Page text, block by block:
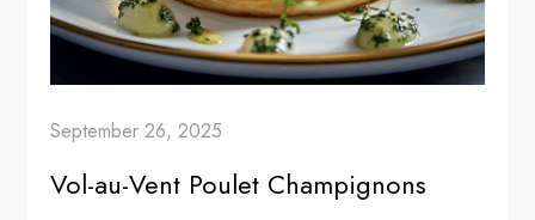
September 26, 2025
Vol-au-Vent Poulet Champignons